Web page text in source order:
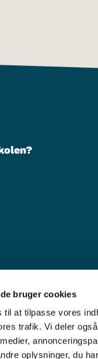
bruger cookies
til at tilpasse vores
trafik. Vi deler
oplysninger, du